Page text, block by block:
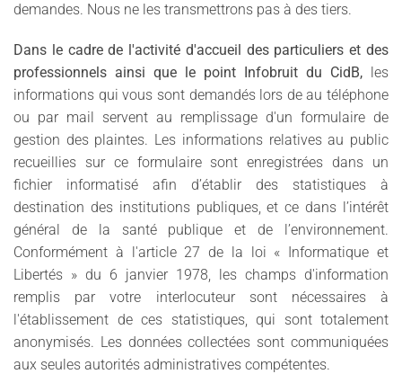
demandes. Nous ne les transmettrons pas à des tiers.
Dans le cadre de l'activité d'accueil des particuliers et des
professionnels ainsi que le point Infobruit du CidB, les
informations qui vous sont demandés lors de au téléphone
ou par mail servent au remplissage d'un formulaire de
gestion des plaintes. Les informations relatives au public
recueillies sur ce formulaire sont enregistrées dans un
fichier informatisé afin d’établir des statistiques à
destination des institutions publiques, et ce dans l’intérêt
général de la santé publique et de l’environnement.
Conformément à l'article 27 de la loi « Informatique et
Libertés » du 6 janvier 1978, les champs d'information
remplis par votre interlocuteur sont nécessaires à
l'établissement de ces statistiques, qui sont totalement
anonymisés. Les données collectées sont communiquées
aux seules autorités administratives compétentes.